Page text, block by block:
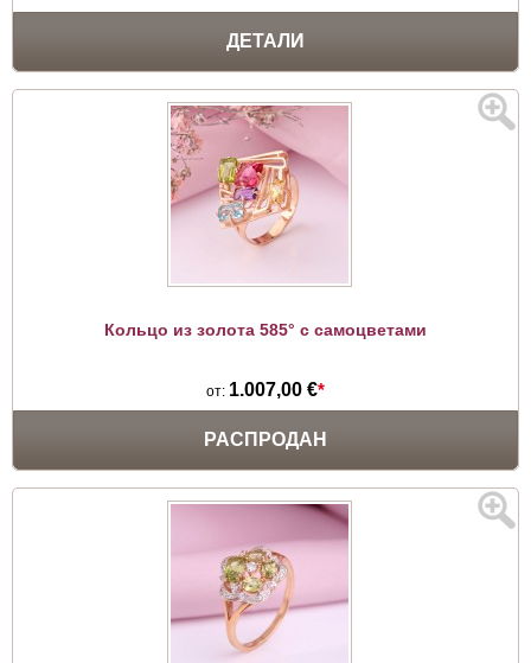
ДЕТАЛИ
Кольцо из золота 585° с самоцветами
от: 1.007,00 €*
РАСПРОДАН